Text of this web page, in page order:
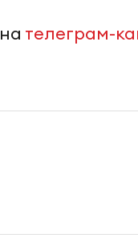
телеграм-